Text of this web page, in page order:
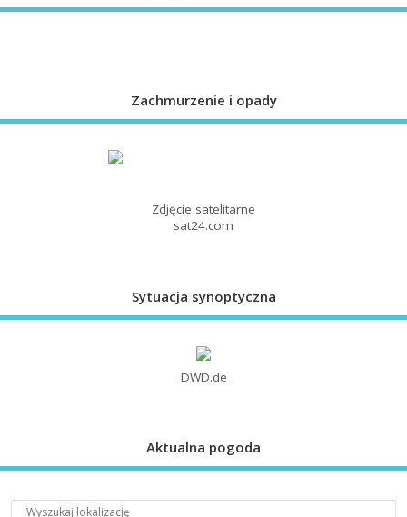
Zachmurzenie i opady
Zdjęcie satelitarne
sat24.com
Sytuacja synoptyczna
DWD.de
Aktualna pogoda